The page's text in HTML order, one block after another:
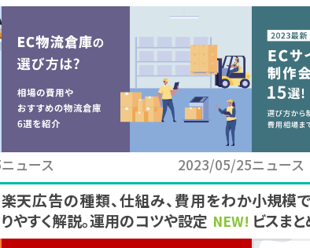
ニュース 2023/05/25ニュース
楽天広告の種類、仕組み、費用をわか
りやすく解説。運用のコツや設定方法も
NEW!
小規模
ビスま